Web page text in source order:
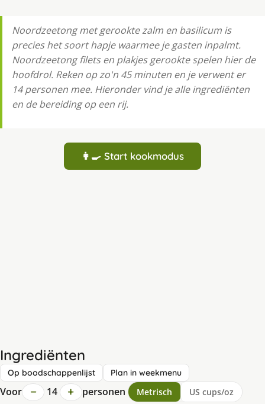
Noordzeetong met gerookte zalm en basilicum is
precies het soort hapje waarmee je gasten inpalmt.
Noordzeetong filets en plakjes gerookte spelen hier de
hoofdrol. Reken op zo'n 45 minuten en je verwent er
14 personen mee. Hieronder vind je alle ingrediënten
en de bereiding op een rij.
👩‍🍳 Start kookmodus
Ingrediënten
Op boodschappenlijst Plan in weekmenu
Voor − 14 + personen Metrisch US cups/oz